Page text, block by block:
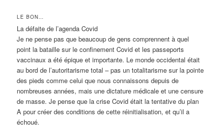
LE BON…
La défaite de l’agenda Covid
Je ne pense pas que beaucoup de gens comprennent à quel
point la bataille sur le confinement Covid et les passeports
vaccinaux a été épique et importante. Le monde occidental était
au bord de l’autoritarisme total – pas un totalitarisme sur la pointe
des pieds comme celui que nous connaissons depuis de
nombreuses années, mais une dictature médicale et une censure
de masse. Je pense que la crise Covid était la tentative du plan
A pour créer des conditions de cette réinitialisation, et qu’il a
échoué.